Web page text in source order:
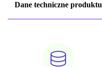
Dane techniczne produktu